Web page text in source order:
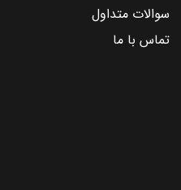
سوالات متداول
تماس با ما